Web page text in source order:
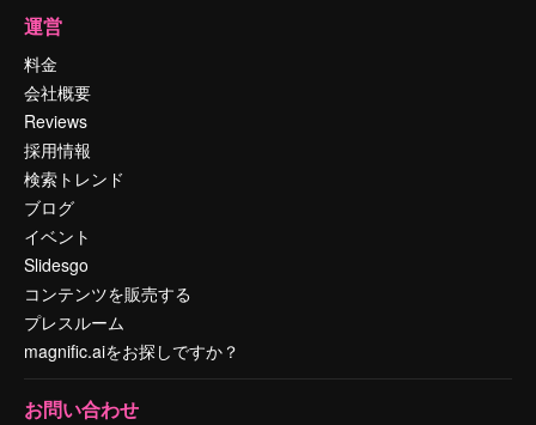
運営
料金
会社概要
Reviews
採用情報
検索トレンド
ブログ
イベント
Slidesgo
コンテンツを販売する
プレスルーム
magnific.aiをお探しですか？
お問い合わせ